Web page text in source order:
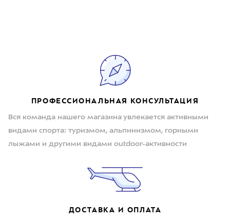
ПРОФЕССИОНАЛЬНАЯ КОНСУЛЬТАЦИЯ
Вся команда нашего магазина увлекается активными
видами спорта: туризмом, альпинизмом, горными
лыжами и другими видами outdoor-активности
ДОСТАВКА И ОПЛАТА